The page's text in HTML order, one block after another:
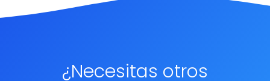
¿Necesitas otros